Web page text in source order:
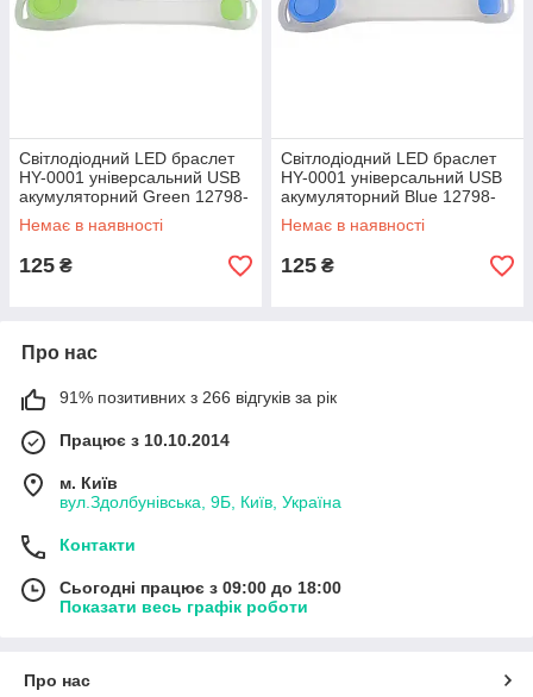
Світлодіодний LED браслет
HY-0001 універсальний USB
акумуляторний Green 12798-
76947
Немає в наявності
125 ₴
Світлодіодний LED браслет
HY-0001 універсальний USB
акумуляторний Blue 12798-
76946
Немає в наявності
125 ₴
Про нас
91% позитивних з 266 відгуків за рік
Працює з 10.10.2014
м. Київ
вул.Здолбунівська, 9Б, Київ, Україна
Контакти
Сьогодні працює з 09:00 до 18:00
Показати весь графік роботи
Про нас